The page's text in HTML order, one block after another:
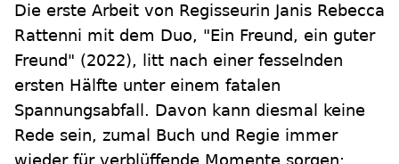
Die erste Arbeit von Regisseurin Janis Rebecca
Rattenni mit dem Duo, "Ein Freund, ein guter
Freund" (2022), litt nach einer fesselnden
ersten Hälfte unter einem fatalen
Spannungsabfall. Davon kann diesmal keine
Rede sein, zumal Buch und Regie immer
wieder für verblüffende Momente sorgen: